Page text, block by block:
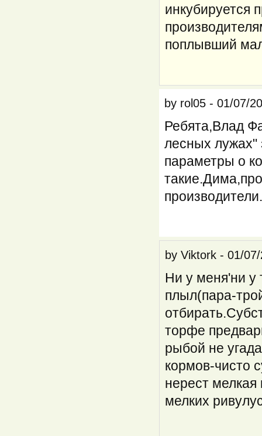
инкубируется
поплывший
by rol05 -01/07/
Ребята,Влад
лесных лужах"
параметры о
byViktork -01/
Ни у меня'ни у
плыл(пара-
торфе
рыбой не
кормов-чисто
нерест
мелких